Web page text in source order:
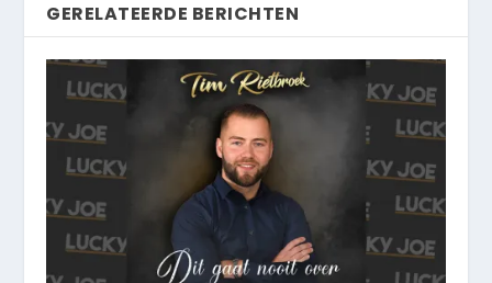
GERELATEERDE BERICHTEN